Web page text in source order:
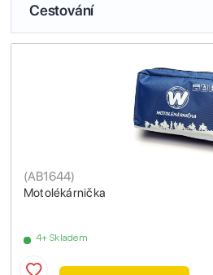
Cestování
Motolékárnička
(AB1644)
4+ Skladem